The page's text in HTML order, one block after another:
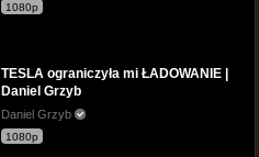
1080p
TESLA ograniczyła mi ŁADOWANIE |
Daniel Grzyb
Daniel Grzyb
1080p